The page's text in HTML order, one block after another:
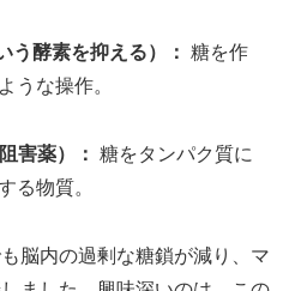
う酵素を抑える）： 糖を作
うな操作。
害薬）： 糖をタンパク質に
る物質。
脳内の過剰な糖鎖が減り、マ